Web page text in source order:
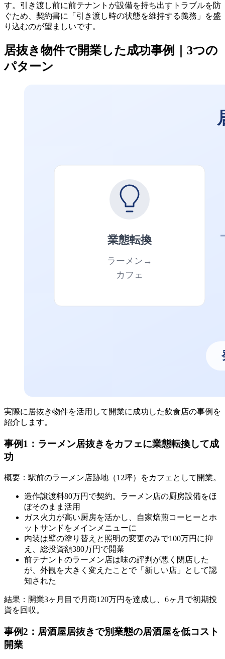
す。引き渡し前に前テナントが設備を持ち出すトラブルを防
ぐため、契約書に「引き渡し時の状態を維持する義務」を盛
り込むのが望ましいです。
居抜き物件で開業した成功事例｜3つの
パターン
実際に居抜き物件を活用して開業に成功した飲食店の事例を
紹介します。
事例1：ラーメン居抜きをカフェに業態転換して成
功
概要：駅前のラーメン店跡地（12坪）をカフェとして開業。
造作譲渡料80万円で契約。ラーメン店の厨房設備をほ
ぼそのまま活用
ガス火力が高い厨房を活かし、自家焙煎コーヒーとホ
ットサンドをメインメニューに
内装は壁の塗り替えと照明の変更のみで100万円に抑
え、総投資額380万円で開業
前テナントのラーメン店は味の評判が悪く閉店した
が、外観を大きく変えたことで「新しい店」として認
知された
結果：開業3ヶ月目で月商120万円を達成し、6ヶ月で初期投
資を回収。
事例2：居酒屋居抜きで別業態の居酒屋を低コスト
開業